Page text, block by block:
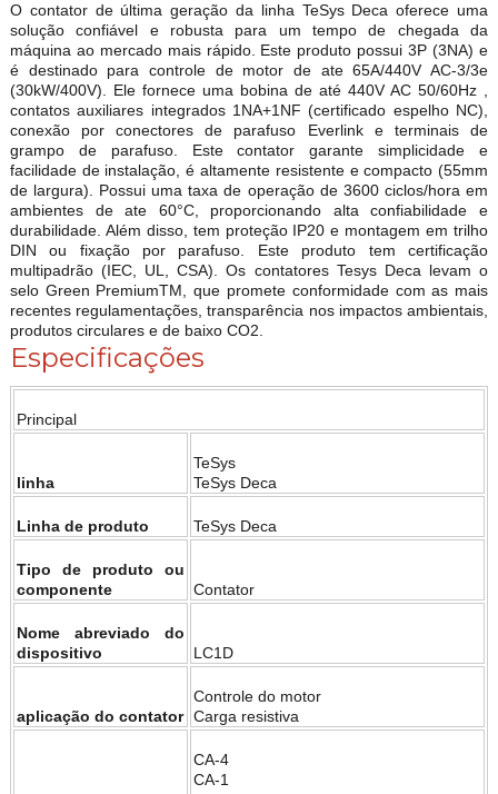
O contator de última geração da linha TeSys Deca oferece uma
solução confiável e robusta para um tempo de chegada da
máquina ao mercado mais rápido. Este produto possui 3P (3NA) e
é destinado para controle de motor de ate 65A/440V AC-3/3e
(30kW/400V). Ele fornece uma bobina de até 440V AC 50/60Hz ,
contatos auxiliares integrados 1NA+1NF (certificado espelho NC),
conexão por conectores de parafuso Everlink e terminais de
grampo de parafuso. Este contator garante simplicidade e
facilidade de instalação, é altamente resistente e compacto (55mm
de largura). Possui uma taxa de operação de 3600 ciclos/hora em
ambientes de ate 60°C, proporcionando alta confiabilidade e
durabilidade. Além disso, tem proteção IP20 e montagem em trilho
DIN ou fixação por parafuso. Este produto tem certificação
multipadrão (IEC, UL, CSA). Os contatores Tesys Deca levam o
selo Green PremiumTM, que promete conformidade com as mais
recentes regulamentações, transparência nos impactos ambientais,
produtos circulares e de baixo CO2.
Especificações
Principal
linha
TeSys
TeSys Deca
Linha de produto TeSys Deca
Tipo de produto ou
componente
Contator
Nome abreviado do
dispositivo
LC1D
aplicação do contator
Controle do motor
Carga resistiva
CA-4
CA-1